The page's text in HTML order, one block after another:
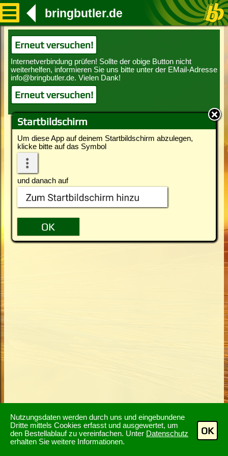
Nutzungsdaten werden durch uns und eingebundene
Dritte mittels Cookies erfasst und ausgewertet, um
den Bestellablauf zu vereinfachen. Unter Datenschutz
erhalten Sie weitere Informationen.
OK
Startbildschirm
Um diese App auf deinem Startbildschirm abzulegen,
klicke bitte auf das Symbol
und danach auf
bringbutler.de
Erneut versuchen!
Erneut versuchen!